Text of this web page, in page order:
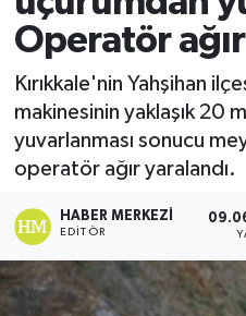
Operatör
Kırıkkale'nin Yahşihan
makinesinin yaklaşık 20
yuvarlanması sonucu
operatör ağır yaralandı.
HABER MERKEZI
EDITÖR
Ekonomi
Sağlık
Tokat Haber